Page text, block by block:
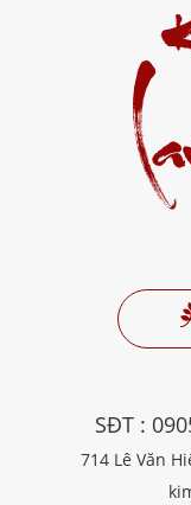
SĐT :
714 Lê Văn